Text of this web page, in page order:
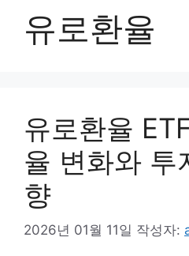
유로환율
유로환율
율 변화와 투
향
2026년 01월 11일 작성자: